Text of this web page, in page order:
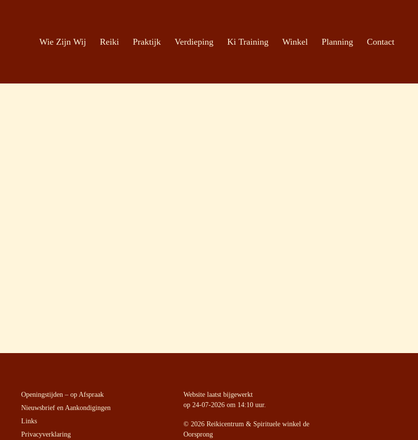
Ga naar de inhoud
Wie Zijn Wij Reiki Praktijk Verdieping Ki Training Winkel Planning Contact
Openingstijden – op Afspraak
Nieuwsbrief en Aankondigingen
Links
Privacyverklaring
Website laatst bijgewerkt
op 24-07-2026 om 14:10 uur.
© 2026 Reikicentrum & Spirituele winkel de
Oorsprong